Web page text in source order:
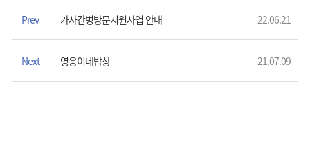
Prev 가사간병방문지원사업 안내 22.06.21
Next 영웅이네밥상 21.07.09